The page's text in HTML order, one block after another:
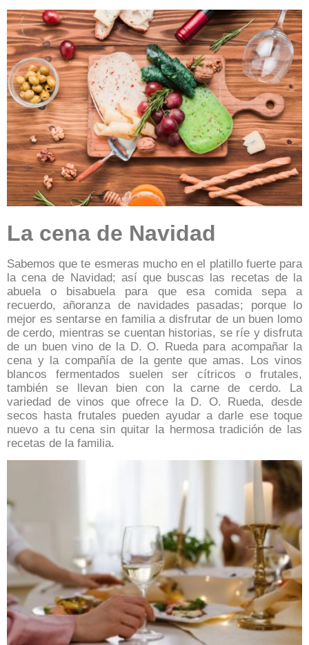
La cena de Navidad
Sabemos que te esmeras mucho en el platillo fuerte para
la cena de Navidad; así que buscas las recetas de la
abuela o bisabuela para que esa comida sepa a
recuerdo, añoranza de navidades pasadas; porque lo
mejor es sentarse en familia a disfrutar de un buen lomo
de cerdo, mientras se cuentan historias, se ríe y disfruta
de un buen vino de la D. O. Rueda para acompañar la
cenay la compañía de la gente que amas. Los vinos
blancos fermentados suelen ser cítricos o frutales,
también se llevan bien con la carne de cerdo. La
variedad de vinos que ofrece la D. O. Rueda, desde
secos hasta frutales pueden ayudar a darle ese toque
nuevo a tu cena sin quitar la hermosa tradición de las
recetas de la familia.